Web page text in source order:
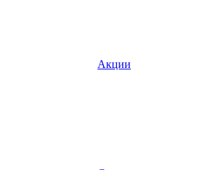
Акции